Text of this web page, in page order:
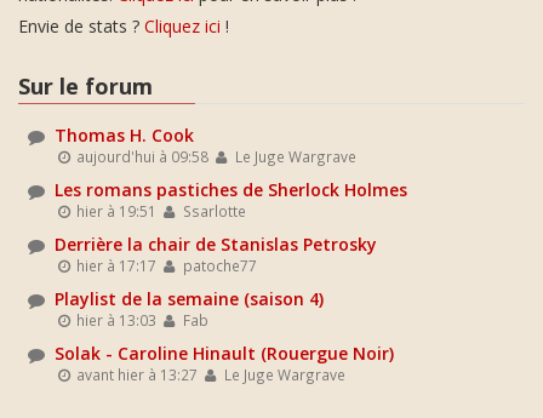
Envie de stats ? Cliquez ici !
Sur le forum
Thomas H. Cook
aujourd'hui à 09:58 Le Juge Wargrave
Les romans pastiches de Sherlock Holmes
hier à 19:51 Ssarlotte
Derrière la chair de Stanislas Petrosky
hier à 17:17 patoche77
Playlist de la semaine (saison 4)
hier à 13:03 Fab
Solak - Caroline Hinault (Rouergue Noir)
avant hier à 13:27 Le Juge Wargrave